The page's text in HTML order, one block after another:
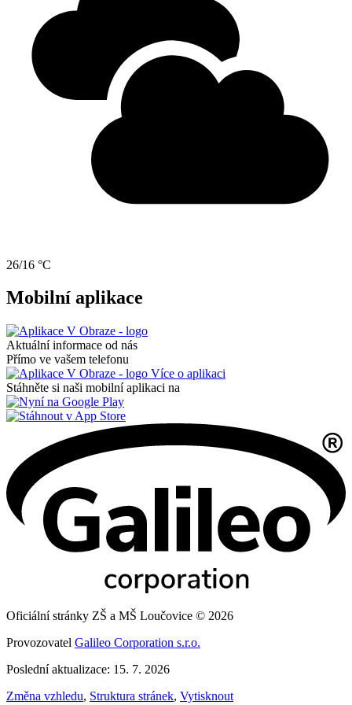
26/16 °C
Mobilní aplikace
Aktuální informace od nás
Přímo ve vašem telefonu
Více o aplikaci
Stáhněte si naši mobilní aplikaci na
Oficiální stránky ZŠ a MŠ Loučovice © 2026
Provozovatel Galileo Corporation s.r.o.
Poslední aktualizace: 15. 7. 2026
Změna vzhledu, Struktura stránek, Vytisknout